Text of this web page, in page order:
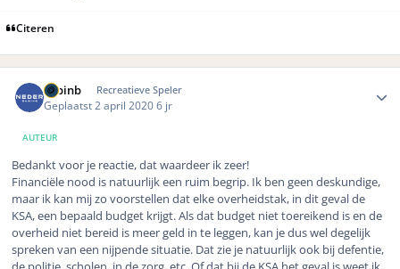
Citeren
robinb Recreatieve Speler
Geplaatst 2 april 20206 jr
AUTEUR
Bedankt voor je reactie, dat waardeer ik zeer!
Financiële nood is natuurlijk een ruim begrip. Ik ben geen deskundige,
maar ik kan mij zo voorstellen dat elke overheidstak, in dit geval de
KSA, een bepaald budget krijgt. Als dat budget niet toereikend is en de
overheid niet bereid is meer geld in te leggen, kan je dus wel degelijk
spreken van een nijpende situatie. Dat zie je natuurlijk ook bij defentie,